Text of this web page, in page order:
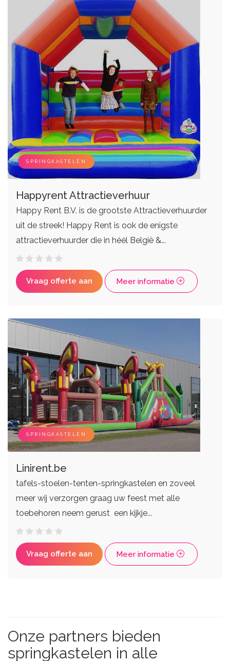
Fotografen
Photobooths
Videografie
Feestzalen
Vergaderzalen
Seminarieruimte
Zangers
Live bands
Eventplanners
Weddingplanners
Ceremoniemeesters
SPRINGKASTELEN
Happyrent Attractieverhuur
Happy Rent B.V. is de grootste Attractieverhuurder
uit de streek! Happy Rent is ook de enigste
attractieverhuurder die in héél België &...
Vraag offerte aan Meer informatie
SPRINGKASTELEN
Linirent.be
tafels-stoelen-tenten-springkastelen en zoveel
meer wij verzorgen graag uw feest met alle
toebehoren neem gerust een kijkje...
Vraag offerte aan Meer informatie
Onze partners bieden
springkastelen in alle